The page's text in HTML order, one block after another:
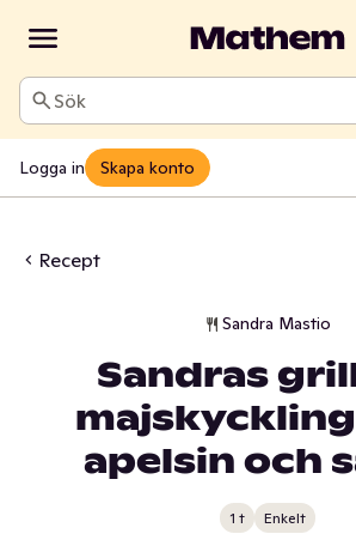
Sök
Logga in Skapa konto
Recept
Sandra Mastio
Sandras
apelsin och
1 t Enkelt